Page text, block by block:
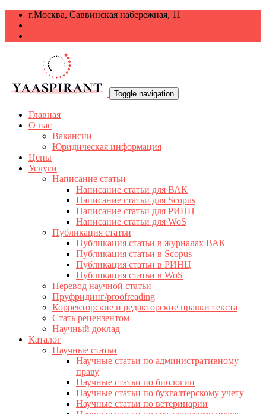
г.Москва, Саввинская набережная, 11
Toggle navigation
Главная
О нас
Вакансии
Юридическая информация
Цены
Услуги
Написание статьи
Написание статьи для ВАК
Написание статьи для Scopus
Написание статьи для РИНЦ
Написание статьи для WoS
Публикация статьи
Публикация статьи в журналах ВАК
Публикация статьи в Scopus
Публикация статьи в РИНЦ
Публикация статьи в WoS
Перевод научной статьи
Пруфридинг/proofreading
Корректорские и редакторские правки текста
Стать рецензентом
Научный доклад
Каталог
Научные статьи
Научные статьи по административному
праву
Научные статьи по биологии
Научные статьи по бухгалтерскому учету
Научные статьи по ветеринарии